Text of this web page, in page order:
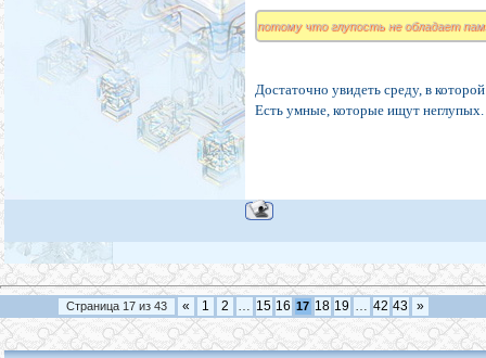
потому что глупость не обладает
Достаточно увидеть среду, в
Есть умные, которые ищут неглупых.
Страница 17из 43 « 1 2 15 16 17 18 19 42 43 »